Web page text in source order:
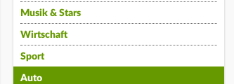
Musik & Stars
Wirtschaft
Sport
Auto